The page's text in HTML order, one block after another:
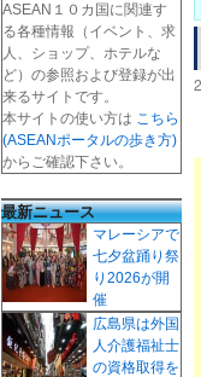
ン
ツ
へ
ス
キ
ッ
プ
ASEAN１０カ国に関連す
る各種情報（イベント、求
人、ショップ、ホテルな
ど）の参照および登録が出
来るサイトです。
本サイトの使い方は こちら
(ASEANポータルの歩き方)
からご確認下さい。
最新ニュース
マレーシアで
七夕盆踊り祭
り2026が開
催
広島県は外国
人介護福祉士
の資格取得を